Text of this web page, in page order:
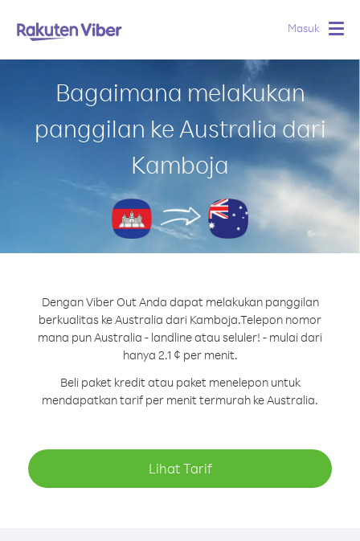
Masuk
Bagaimana melakukan
panggilan ke Australia dari
Kamboja
Dengan Viber Out Anda dapat melakukan panggilan
berkualitas ke Australia dari Kamboja.Telepon nomor
mana pun Australia - landline atau seluler! - mulai dari
hanya 2.1 ¢ per menit.
Beli paket kredit atau paket menelepon untuk
mendapatkan tarif per menit termurah ke Australia.
Lihat Tarif